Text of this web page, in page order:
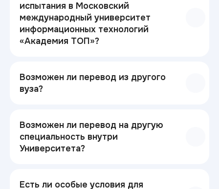
испытания в Московский
международный университет
информационных технологий
«Академия ТОП»?
Возможен ли перевод из другого
вуза?
Возможен ли перевод на другую
специальность внутри
Университета?
Есть ли особые условия для